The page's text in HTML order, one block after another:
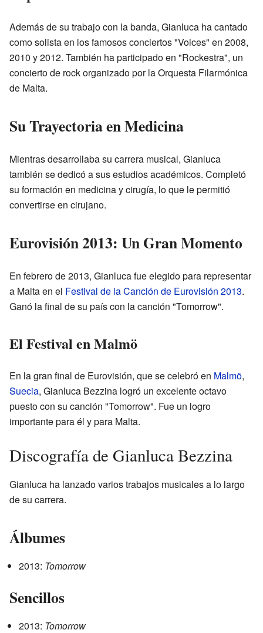
Además de su trabajo con la banda, Gianluca ha cantado
como solista en los famosos conciertos "Voices" en 2008,
2010 y 2012. También ha participado en "Rockestra", un
concierto de rock organizado por la Orquesta Filarmónica
de Malta.
Su Trayectoria en Medicina
Mientras desarrollaba su carrera musical, Gianluca
también se dedicó a sus estudios académicos. Completó
su formación en medicina y cirugía, lo que le permitió
convertirse en cirujano.
Eurovisión 2013: Un Gran Momento
En febrero de 2013, Gianluca fue elegido para representar
a Malta en el Festival de la Canción de Eurovisión 2013.
Ganó la final de su país con la canción "Tomorrow".
El Festival en Malmö
En la gran final de Eurovisión, que se celebró en Malmö,
Suecia, Gianluca Bezzina logró un excelente octavo
puesto con su canción "Tomorrow". Fue un logro
importante para él y para Malta.
Discografía de Gianluca Bezzina
Gianluca ha lanzado varios trabajos musicales a lo largo
de su carrera.
Álbumes
2013: Tomorrow
Sencillos
2013: Tomorrow